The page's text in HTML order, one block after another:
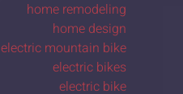
home remodeling
home design
electric mountain bike
electric bikes
electric bike